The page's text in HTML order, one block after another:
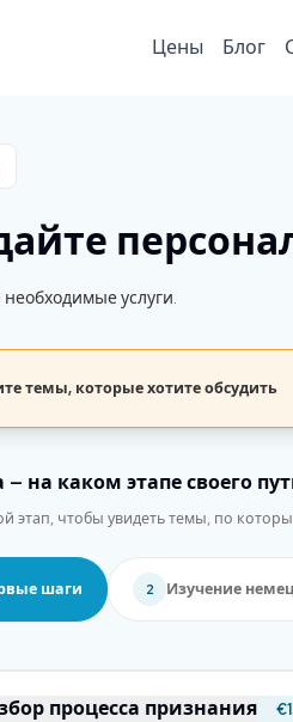
Цены Блог
услуги.
темы, которые хотите обсудить
— на каком этапе своего
этап, чтобы увидеть темы, по
шаги 2 Изучение
процесса признания